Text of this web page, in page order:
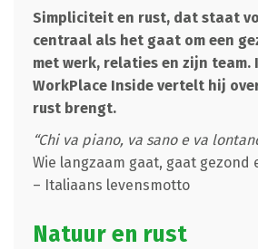
Simpliciteit en rust, dat staat
centraal als het gaat om een
met werk, relaties en zijn team.
WorkPlace Inside vertelt hij
rust brengt.
“Chi va piano, va sano e va
Wie langzaam gaat, gaat gezond
– Italiaans levensmotto
Natuur en rust